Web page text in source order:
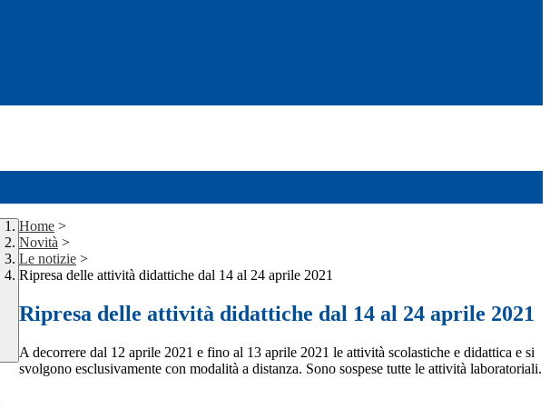
Home >
Novità >
Le notizie >
Ripresa delle attività didattiche dal 14 al 24 aprile 2021
Ripresa delle attività didattiche dal 14 al 24 aprile 2021
A decorrere dal 12 aprile 2021 e fino al 13 aprile 2021 le attività scolastiche e didattica e si
svolgono esclusivamente con modalità a distanza. Sono sospese tutte le attività laboratoriali.